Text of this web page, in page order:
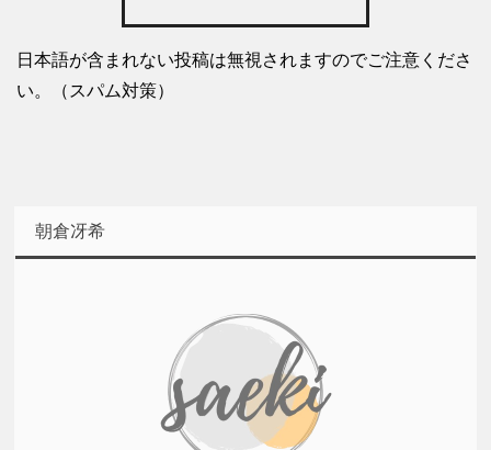
日本語が含まれない投稿は無視されますのでご注意くださ
い。（スパム対策）
朝倉冴希